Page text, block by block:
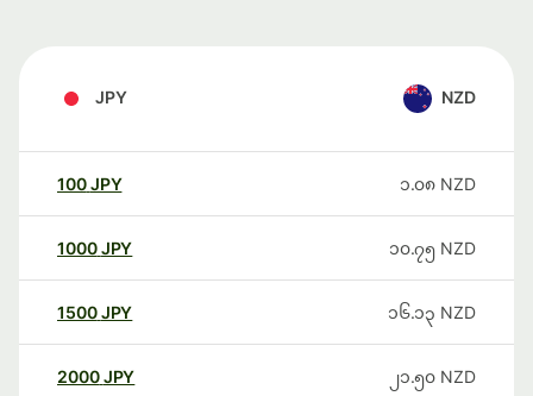
JPY NZD
100JPY ၁.၀၈ NZD
1000JPY ၁၀.၇၅ NZD
1500JPY ၁၆.၁၃ NZD
2000JPY ၂၁.၅၀ NZD